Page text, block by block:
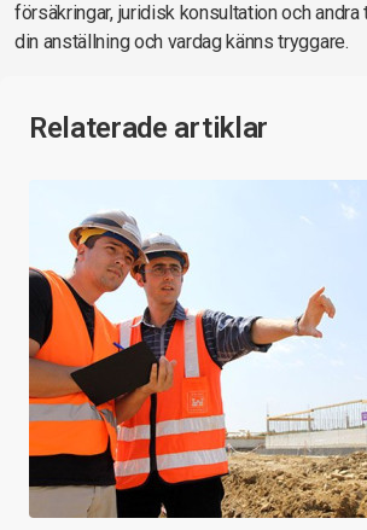
försäkringar, juridisk konsultation och
din anställning och vardag känns tryggare.
Relaterade artiklar